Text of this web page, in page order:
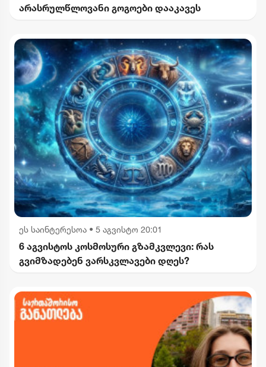
არასრულწლოვანი გოგოები დააკავეს
ეს საინტერესოა • 5 აგვისტო 20:01
6 აგვისტოს კოსმოსური გზამკვლევი: რას
გვიმზადებენ ვარსკვლავები დღეს?